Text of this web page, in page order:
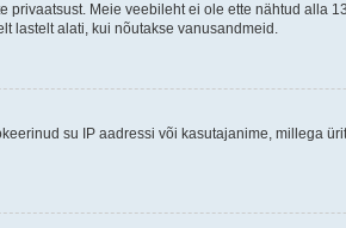
privaatsust. Meie veebileht ei ole ette nähtud alla
lastelt alati, kui nõutakse vanusandmeid.
su IP aadressi või kasutajanime, millega